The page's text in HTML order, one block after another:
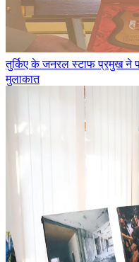
तुर्किए के जनरल स्टाफ प्रमुख ने
मुलाकात